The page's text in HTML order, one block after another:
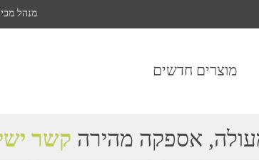
מנהל
מוצרים חדשים
אספקה מהירה קשר